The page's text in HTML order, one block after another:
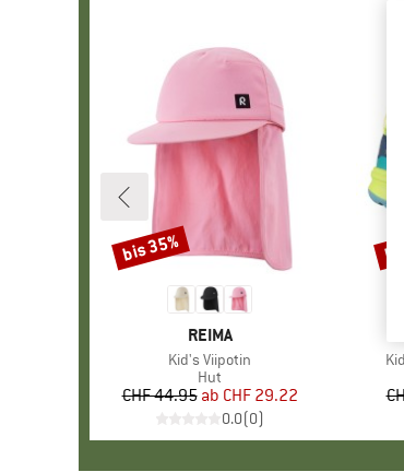
MARKE
REIMA
Artikel
Kid's Viipotin
Produktgruppe
Hut
Preis
CHF 44.95 reduzierter Preis
ab CHF 29.22
0.0(0)
Rabatt
bis 35%